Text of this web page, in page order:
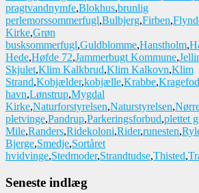
pragtvandnymfe,Blokhus,brunlig
perlemorssommerfugl,Bulbjerg,Firben,
Kirke,Grøn
busksommerfugl,Guldblomme,Hanstholm,
Hede,Høfde 72,Jammerbugt Kommune,
Skjulet,Klim Kalkbrud,Klim Kalkovn,Klim
Strand,Kobjælder,kobjælle,Krabbe,Kragefod
havn,Lønstrup,Mygdal
Kirke,Naturforstyrelsen,Naturstyrelsen,
pletvinge,Pandrup,Parkeringsforbud,plettet
Mile,Randers,Ridekoloni,Rider,runesten,
Bjerge,Smedje,Sortåret
hvidvinge,Stedmoder,Strandtudse,Thisted,
Seneste indlæg